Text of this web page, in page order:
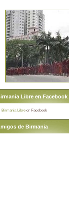
Libre en Facebook
Birmania Libre on Facebook
de Birmania